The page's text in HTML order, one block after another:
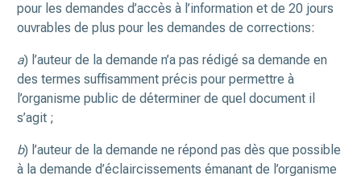
pour les demandes d’accès à l’information et de 20 jours
ouvrables de plus pour les demandes de corrections:
a) l’auteur de la demande n’a pas rédigé sa demande en
des termes suffisamment précis pour permettre à
l’organisme public de déterminer de quel document il
s’agit ;
b) l’auteur de la demande ne répond pas dès que possible
à la demande d’éclaircissements émanant de l’organisme